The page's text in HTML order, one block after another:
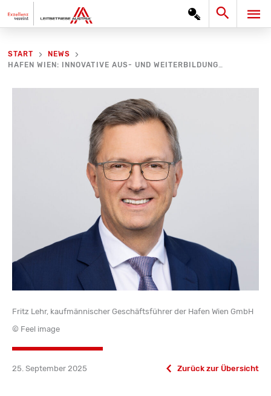
Inhalt
Search
START
NEWS
HAFEN WIEN: INNOVATIVE AUS- UND WEITERBILDUNG IST EINE FÜHRUNGSAUFGABE
Fritz Lehr, kaufmännischer Geschäftsführer der Hafen Wien GmbH
© Feel image
25. September 2025 Zurück zur Übersicht